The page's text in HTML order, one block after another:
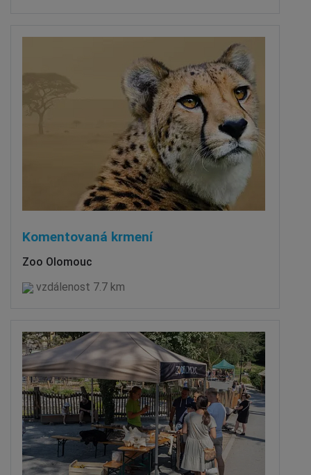
Komentovaná krmení
Zoo Olomouc
vzdálenost 7.7 km